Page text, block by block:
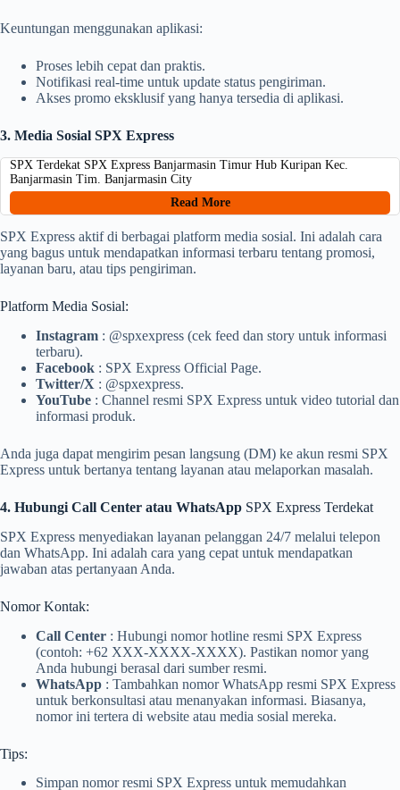
Keuntungan menggunakan aplikasi:
Proses lebih cepat dan praktis.
Notifikasi real-time untuk update status pengiriman.
Akses promo eksklusif yang hanya tersedia di aplikasi.
3. Media Sosial SPX Express
SPX Terdekat SPX Express Banjarmasin Timur Hub Kuripan Kec.
Banjarmasin Tim. Banjarmasin City
Read More
SPX Express aktif di berbagai platform media sosial. Ini adalah cara
yang bagus untuk mendapatkan informasi terbaru tentang promosi,
layanan baru, atau tips pengiriman.
Platform Media Sosial:
Instagram : @spxexpress (cek feed dan story untuk informasi
terbaru).
Facebook : SPX Express Official Page.
Twitter/X : @spxexpress.
YouTube : Channel resmi SPX Express untuk video tutorial dan
informasi produk.
Anda juga dapat mengirim pesan langsung (DM) ke akun resmi SPX
Express untuk bertanya tentang layanan atau melaporkan masalah.
4. Hubungi Call Center atau WhatsApp SPX Express Terdekat
SPX Express menyediakan layanan pelanggan 24/7 melalui telepon
dan WhatsApp. Ini adalah cara yang cepat untuk mendapatkan
jawaban atas pertanyaan Anda.
Nomor Kontak:
Call Center : Hubungi nomor hotline resmi SPX Express
(contoh: +62 XXX-XXXX-XXXX). Pastikan nomor yang
Anda hubungi berasal dari sumber resmi.
WhatsApp : Tambahkan nomor WhatsApp resmi SPX Express
untuk berkonsultasi atau menanyakan informasi. Biasanya,
nomor ini tertera di website atau media sosial mereka.
Tips:
Simpan nomor resmi SPX Express untuk memudahkan